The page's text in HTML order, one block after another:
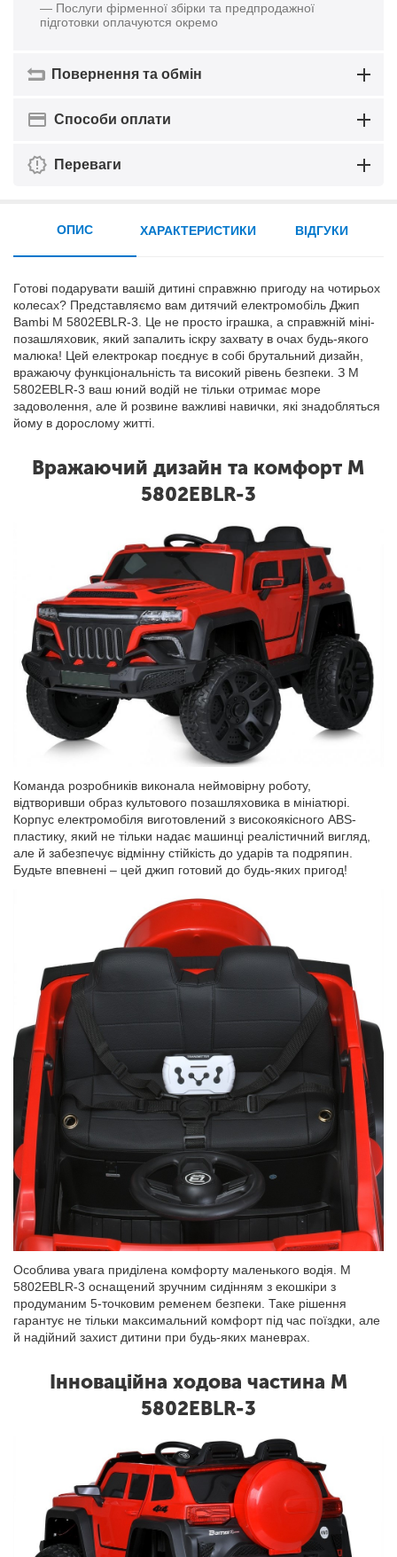
— Послуги фірменної збірки та предпродажної
підготовки оплачуются окремо
Повернення та обмін
Способи оплати
Переваги
ОПИС
Готові подарувати вашій дитині справжню пригоду на чотирьох
колесах? Представляємо вам дитячий електромобіль Джип
Bambi M 5802EBLR-3. Це не просто іграшка, а справжній міні-
позашляховик, який запалить іскру захвату в очах будь-якого
малюка! Цей електрокар поєднує в собі брутальний дизайн,
вражаючу функціональність та високий рівень безпеки. З M
5802EBLR-3 ваш юний водій не тільки отримає море
задоволення, але й розвине важливі навички, які знадобляться
йому в дорослому житті.
Вражаючий дизайн та комфорт M
5802EBLR-3
Команда розробників виконала неймовірну роботу,
відтворивши образ культового позашляховика в мініатюрі.
Корпус електромобіля виготовлений з високоякісного ABS-
пластику, який не тільки надає машинці реалістичний вигляд,
але й забезпечує відмінну стійкість до ударів та подряпин.
Будьте впевнені – цей джип готовий до будь-яких пригод!
Особлива увага приділена комфорту маленького водія. M
5802EBLR-3 оснащений зручним сидінням з екошкіри з
продуманим 5-точковим ременем безпеки. Таке рішення
гарантує не тільки максимальний комфорт під час поїздки, але
й надійний захист дитини при будь-яких маневрах.
Інноваційна ходова частина M
5802EBLR-3
ХАРАКТЕРИСТИКИ ВІДГУКИ